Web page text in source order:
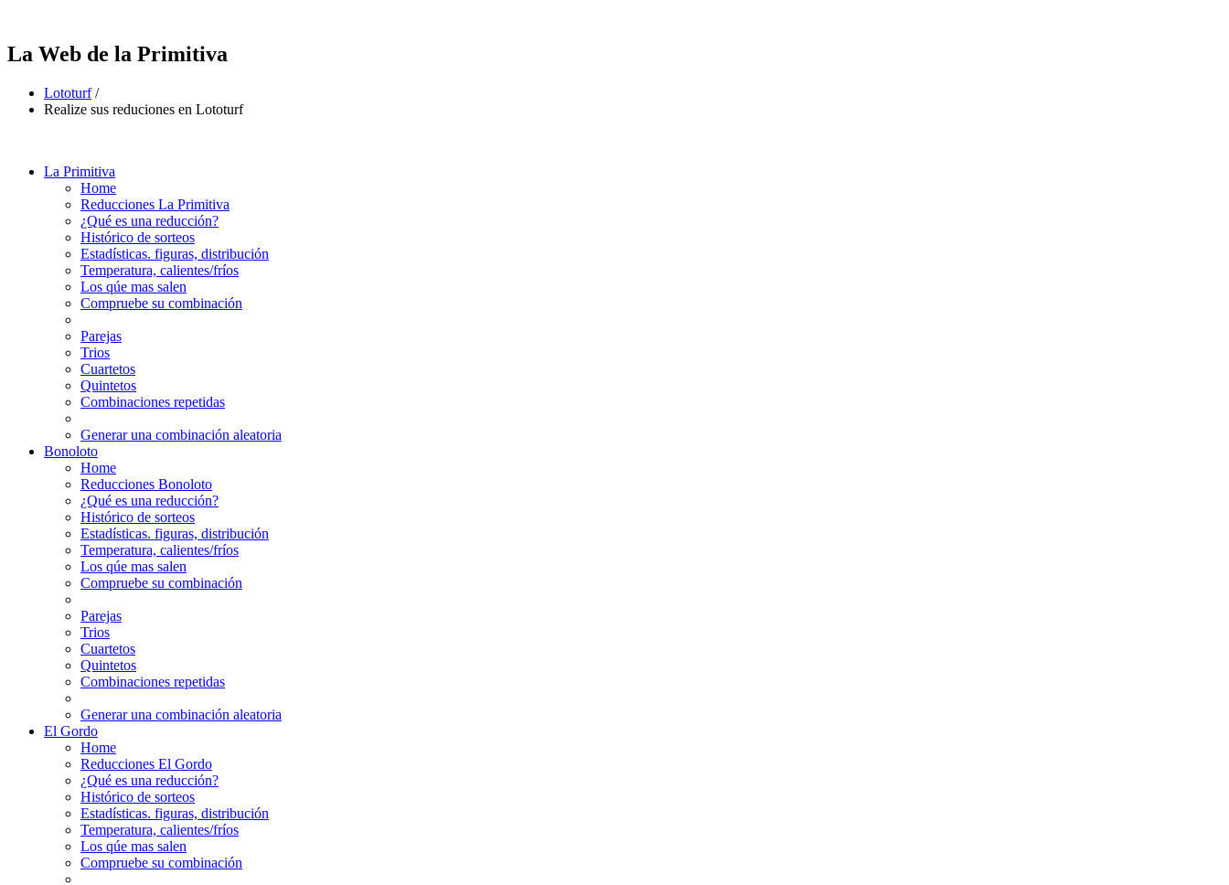
La Web de la Primitiva
Lototurf /
Realize sus reduciones en Lototurf
La Primitiva
Home
Reducciones La Primitiva
¿Qué es una reducción?
Histórico de sorteos
Estadísticas. figuras, distribución
Temperatura, calientes/fríos
Los qúe mas salen
Compruebe su combinación
Parejas
Trios
Cuartetos
Quintetos
Combinaciones repetidas
Generar una combinación aleatoria
Bonoloto
Home
Reducciones Bonoloto
¿Qué es una reducción?
Histórico de sorteos
Estadísticas. figuras, distribución
Temperatura, calientes/fríos
Los qúe mas salen
Compruebe su combinación
Parejas
Trios
Cuartetos
Quintetos
Combinaciones repetidas
Generar una combinación aleatoria
El Gordo
Home
Reducciones El Gordo
¿Qué es una reducción?
Histórico de sorteos
Estadísticas. figuras, distribución
Temperatura, calientes/fríos
Los qúe mas salen
Compruebe su combinación